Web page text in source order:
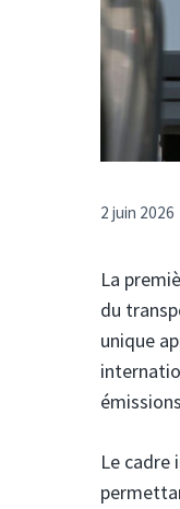
2 juin 2026
La
du
unique
Le